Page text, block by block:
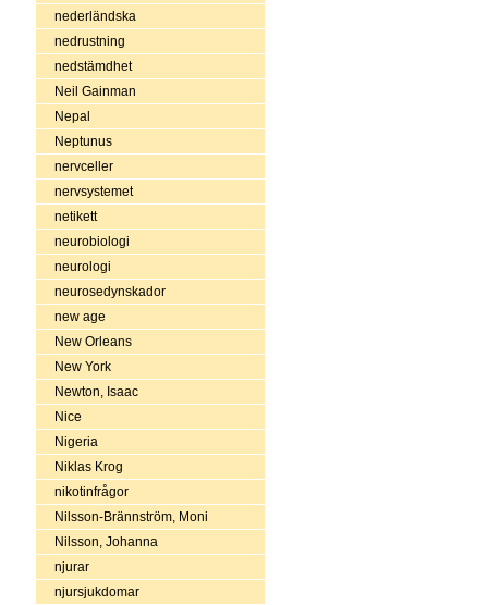
nederländska
nedrustning
nedstämdhet
Neil Gainman
Nepal
Neptunus
nervceller
nervsystemet
netikett
neurobiologi
neurologi
neurosedynskador
new age
New Orleans
New York
Newton, Isaac
Nice
Nigeria
Niklas Krog
nikotinfrågor
Nilsson-Brännström, Moni
Nilsson, Johanna
njurar
njursjukdomar